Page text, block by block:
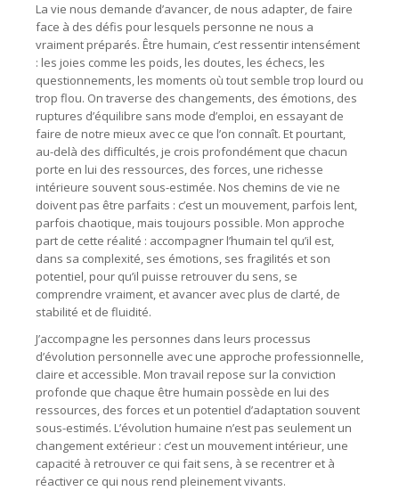
La vie nous demande d’avancer, de nous adapter, de faire
face à des défis pour lesquels personne ne nous a
vraiment préparés. Être humain, c’est ressentir intensément
: les joies comme les poids, les doutes, les échecs, les
questionnements, les moments où tout semble trop lourd ou
trop flou. On traverse des changements, des émotions, des
ruptures d’équilibre sans mode d’emploi, en essayant de
faire de notre mieux avec ce que l’on connaît. Et pourtant,
au-delà des difficultés, je crois profondément que chacun
porte en lui des ressources, des forces, une richesse
intérieure souvent sous-estimée. Nos chemins de vie ne
doivent pas être parfaits : c’est un mouvement, parfois lent,
parfois chaotique, mais toujours possible. Mon approche
part de cette réalité : accompagner l’humain tel qu’il est,
dans sa complexité, ses émotions, ses fragilités et son
potentiel, pour qu’il puisse retrouver du sens, se
comprendre vraiment, et avancer avec plus de clarté, de
stabilité et de fluidité.
J’accompagne les personnes dans leurs processus
d’évolution personnelle avec une approche professionnelle,
claire et accessible. Mon travail repose sur la conviction
profonde que chaque être humain possède en lui des
ressources, des forces et un potentiel d’adaptation souvent
sous-estimés. L’évolution humaine n’est pas seulement un
changement extérieur : c’est un mouvement intérieur, une
capacité à retrouver ce qui fait sens, à se recentrer et à
réactiver ce qui nous rend pleinement vivants.